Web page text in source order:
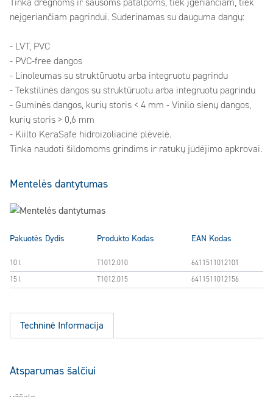
Tinka drėgnoms ir sausoms patalpoms, tiek įgeriančiam, tiek
neįgeriančiam pagrindui. Suderinamas su dauguma dangų:
- LVT, PVC
- PVC-free dangos
- Linoleumas su struktūruotu arba integruotu pagrindu
- Tekstilinės dangos su struktūruotu arba integruotu pagrindu
- Guminės dangos, kurių storis < 4 mm - Vinilo sienų dangos,
kurių storis > 0,6 mm
- Kiilto KeraSafe hidroizoliacinė plėvelė.
Tinka naudoti šildomoms grindims ir ratukų judėjimo apkrovai.
Mentelės dantytumas
Pakuotės Dydis Produkto Kodas EAN Kodas
10 l T1012.010
6411511012101
15 l
T1012.015 6411511012156
Techninė Informacija
Atsparumas šalčiui